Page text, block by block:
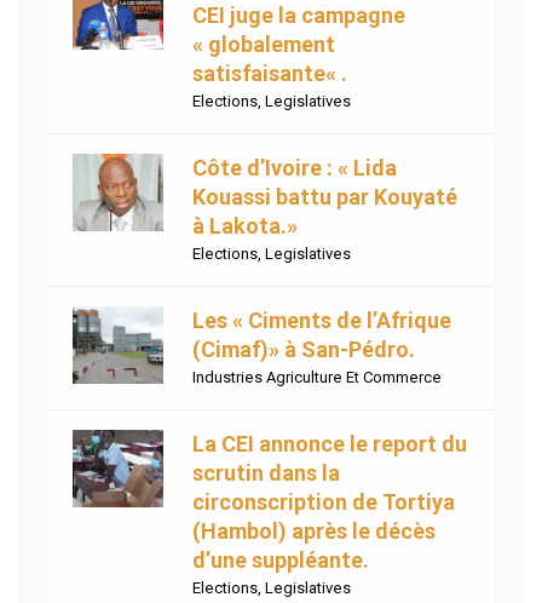
CEI juge la campagne
« globalement
satisfaisante« .
Elections Legislatives
Côte d’Ivoire : « Lida
Kouassi battu par Kouyaté
à Lakota.»
Elections Legislatives
Les « Ciments de l’Afrique
(Cimaf)» à San-Pédro.
Industries Agriculture Et Commerce
La CEI annonce le report du
scrutin dans la
circonscription de Tortiya
(Hambol) après le décès
d’une suppléante.
Elections Legislatives